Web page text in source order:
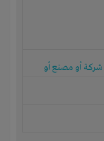
شركة أو مصنع أو